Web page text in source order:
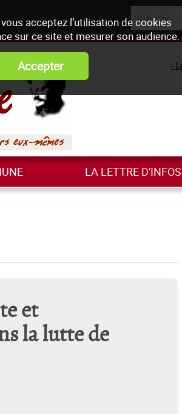
acceptez l’utilisation de cookies
sur ce site et mesurer son audience.
Accepter -
LA LETTRE D'INFOS
et
la lutte de